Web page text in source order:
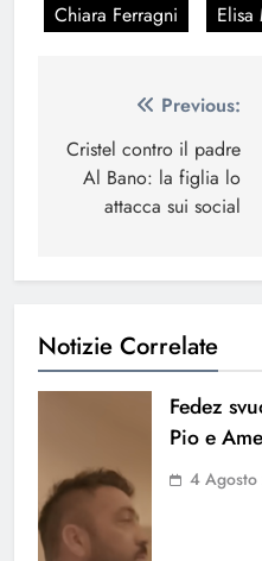
Chiara Ferragni Elisa
Navigazione
articoli
Previous:
Cristel contro il padre
Al Bano: la figlia lo
attacca sui social
Notizie Correlate
Fedez
Pio e
4 Agosto